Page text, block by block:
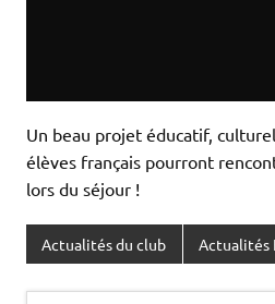
Un beau projet éducatif,
élèves français pourront
lors du séjour !
Actualités du club Actualités